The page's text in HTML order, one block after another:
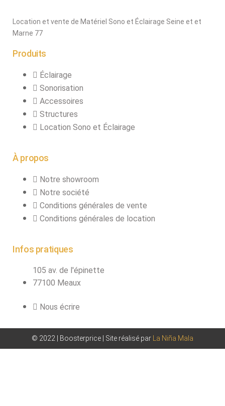
Location et vente de Matériel Sono et Éclairage Seine et et
Marne 77
Produits
Éclairage
Sonorisation
Accessoires
Structures
Location Sono et Éclairage
À propos
Notre showroom
Notre société
Conditions générales de vente
Conditions générales de location
Infos pratiques
105 av. de l'épinette
77100 Meaux
Nous écrire
© 2022 | Boosterprice | Site réalisé par La Niña Mala